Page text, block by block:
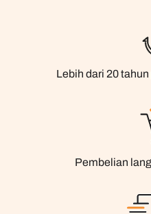
Lebih dari 20
Pembelian